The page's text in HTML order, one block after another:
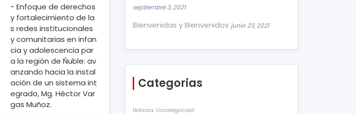
- Enfoque de derechos
y fortalecimiento de la
s redes institucionales
y comunitarias en infan
cia y adolescencia par
a la región de Ñuble: av
anzando hacia la instal
ación de un sistema int
egrado, Mg. Héctor Var
gas Muñoz.
septiembre 3, 2021
Bienvenidas y Bienvenidos junio 23, 2021
Categorias
Noticias Uncategorized